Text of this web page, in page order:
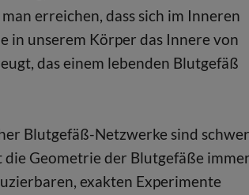
erreichen, dass sich im Inneren
in unserem Körper das Innere von
das einem lebenden Blutgefäß
Blutgefäß-Netzwerke sind schwer
Geometrie der Blutgefäße immer
exakten Experimente